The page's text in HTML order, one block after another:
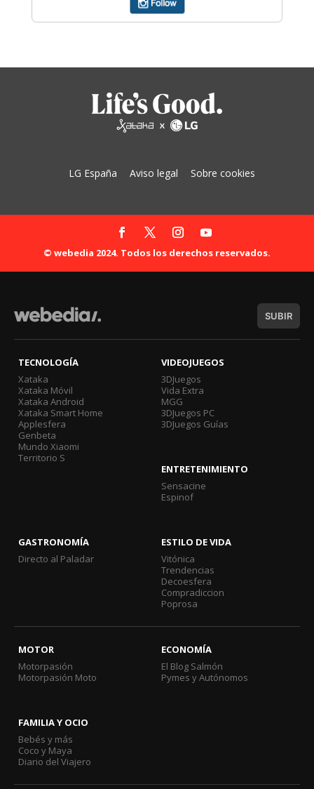
LG España Aviso legal Sobre cookies
© webedia 2024. Todos los derechos reservados.
SUBIR
TECNOLOGÍA
Xataka
Xataka Móvil
Xataka Android
Xataka Smart Home
Applesfera
Genbeta
Mundo Xiaomi
Territorio S
VIDEOJUEGOS
3DJuegos
Vida Extra
MGG
3DJuegos PC
3DJuegos Guías
ENTRETENIMIENTO
Sensacine
Espinof
GASTRONOMÍA
Directo al Paladar
ESTILO DE VIDA
Vitónica
Trendencias
Decoesfera
Compradiccion
Poprosa
MOTOR
Motorpasión
Motorpasión Moto
ECONOMÍA
El Blog Salmón
Pymes y Autónomos
FAMILIA Y OCIO
Bebés y más
Coco y Maya
Diario del Viajero